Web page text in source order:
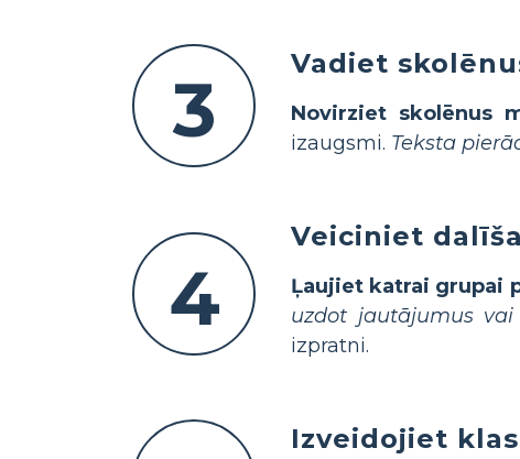
3
Vadiet
Novirziet skolēnus
izaugsmi. Teksta
4
Veiciniet
Ļaujiet katrai grupai
uzdot jautājumus
izpratni.
Izveidojiet